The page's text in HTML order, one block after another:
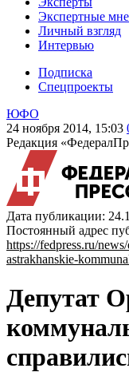
Экспертные
Личный взгляд
Интервью
Подписка
Спецпроекты
ЮФО
24 ноября 2014, 15:03
Редакция
Дата публикации:
Постоянный адрес
https://fedpress.ru/
astrakhanskie-
Депутат